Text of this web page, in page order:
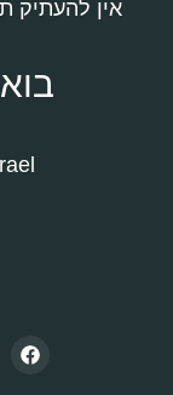
אין להעתיק